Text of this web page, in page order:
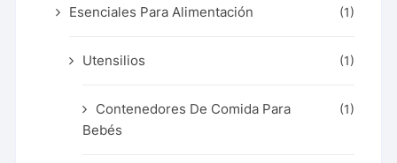
Esenciales Para Alimentación (1)
Utensilios (1)
Contenedores De Comida Para
Bebés
(1)